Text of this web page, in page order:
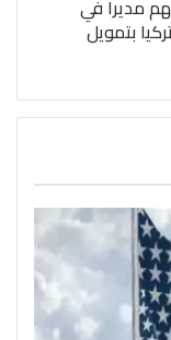
مديرا في
بتمويل